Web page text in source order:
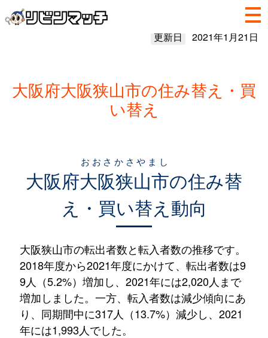
更新日 2021年1月21日
大阪府大阪狭山市の住み替え・買
い替え
大阪府大阪狭山市
おおさかさやまし
の住み替
え・買い替え動向
大阪狭山市の転出者数と転入者数の推移です。
2018年度から2021年度にかけて、転出者数は9
9人（5.2%）増加し、2021年には2,020人まで
増加しました。一方、転入者数は減少傾向にあ
り、同期間中に317人（13.7%）減少し、2021
年には1,993人でした。